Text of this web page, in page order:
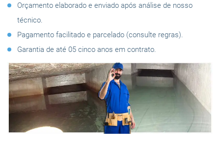
Orçamento elaborado e enviado após análise de nosso
técnico.
Pagamento facilitado e parcelado (consulte regras).
Garantia de até 05 cinco anos em contrato.